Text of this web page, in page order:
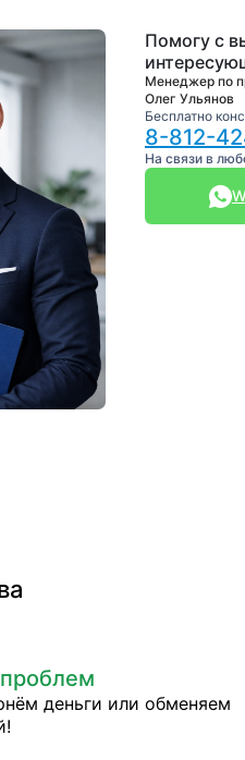
Помогу с
Менеджер по
Олег Ульянов
Бесплатно
8-812-
На связи в
деньги или обменяем